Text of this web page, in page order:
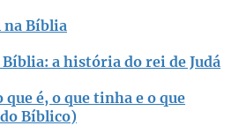
na Bíblia
Bíblia: a história do rei de Judá
que é, o que tinha e o que
Bíblico)